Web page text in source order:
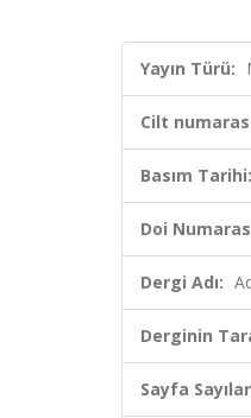
Yayın Türü:
Cilt
Basım Tarihi:
Doi
Dergi Adı:
Derginin
Sayfa